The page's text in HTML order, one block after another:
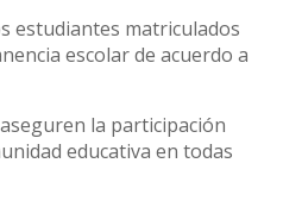
estudiantes matriculados
escolar de acuerdo a
la participación
educativa en todas